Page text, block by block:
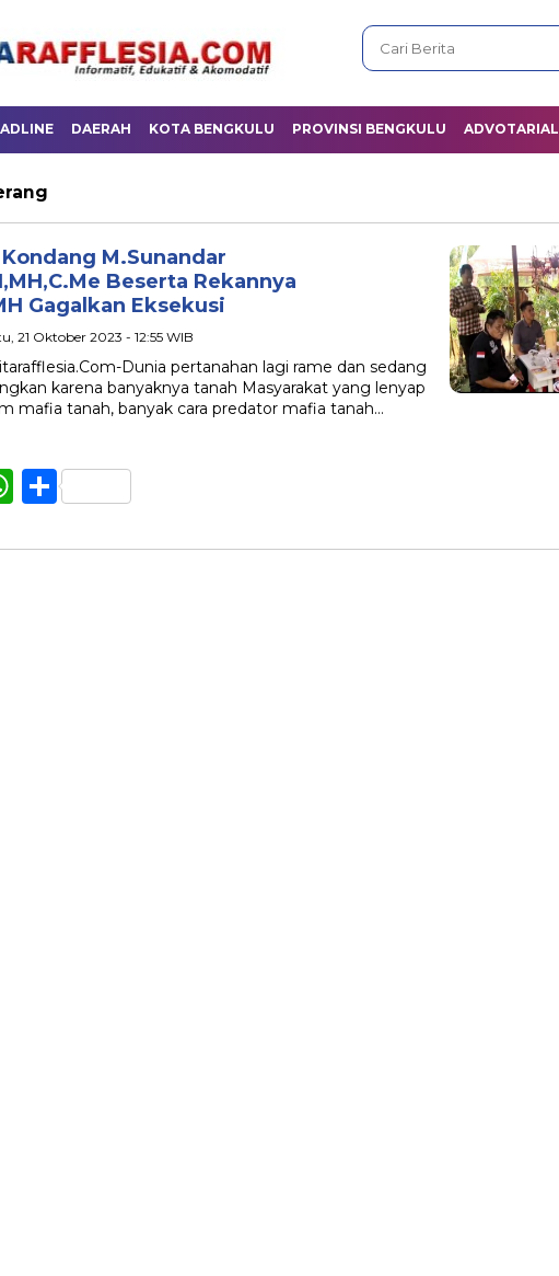
DAERAH KOTA BENGKULU PROVINSI BENGKULU ADVOTARIAL
M.Sunandar
Beserta Rekannya
Gagalkan Eksekusi
21 Oktober 2023 - 12:55 WIB
Dunia pertanahan lagi rame dan sedang
karena banyaknya tanah Masyarakat yang lenyap
mafia tanah, banyak cara predator mafia tanah…
WhatsApp
Share